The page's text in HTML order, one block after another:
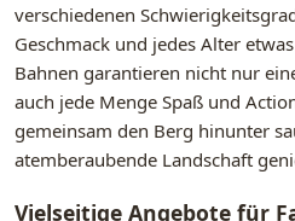
verschiedenen
Geschmack und jedes Alter
Bahnen garantieren nicht nur
auch jede Menge Spaß und
gemeinsam den Berg hinunter
atemberaubende Landschaft
Vielseitige Angebote für